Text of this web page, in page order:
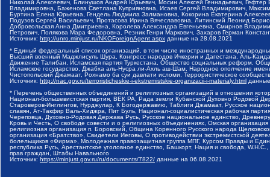
Николай Алексеевич, Блинушов Андрей Юрьевич, Мосин Алексей Геннадьевич,
Владимировна, Баженова Светлана Куприяновна, Исаев Сергей Владимирович,
Буртина Елена Юрьевна, Гендель Людмила Залмановна, Кокорина Екатерина
Подузов Сергей Васильевич, Протасова Ирина Вячеславовна, Литинский Леонид
Добровольская Анна Дмитриевна, Королева Александра Евгеньевна, Смирнов
Петрович, Полякова Мара Федоровна, Резник Генри Маркович, Захаров Герман
Источник: http://unro.minjust.ru/NKOForeignAgent.aspx данные на 28.08.2021
* Единый федеральный список организаций, в том числе иностранных и
Высший военный Маджлисуль Шура, Конгресс народов Ичкерии и Дагестана, Аль-
Движение Талибан, Исламская партия Туркестана, Общество социальных реформ,
Исламское государство, Джабха аль-Нусра ли-Ахль аш-Шам, Народное ополчение
Чистопольский Джамаат, Рохнамо ба суи давлати исломи, Террористическое
Источник: http://nac.gov.ru/terroristicheskie-i-ekstremistskie-organizacii-i-materialy.html
* Перечень общественных объединений и религиозных организаций в отношении
Национал-большевистская партия, ВЕК РА, Рада земли Кубанской Духовно Родовой
Староверов-Инглингов, Нурджулар, К Богодержавию, Таблиги Джамаат, Русское
славян, Ат-Такфир Валь-Хиджра, Пит Буль, Национал-социалистическая рабочая
Череповца, Духовно-Родовая Держава Русь, Русское национальное единство,
Кровь и Честь, О свободе совести и о религиозных объединениях, Омская
религиозная организация п. Боровский, Община Коренного Русского народа
организация «Братство», Свидетели Иеговы, О противодействии экстремистской
болельщиков «Фирма», Молодежная правозащитная группа МПГ, Курсом Правды и
республика Русь, Арестантское уголовное единство, Башкорт, Нация и свобода,
прав граждан, Штабы Навального
Источник: https://minjust.gov.ru/ru/documents/7822/ данные на 06.08.2021